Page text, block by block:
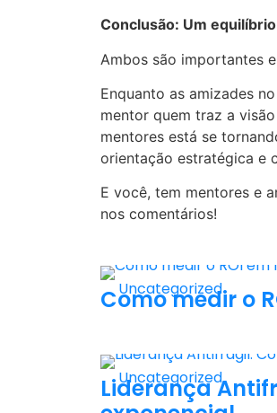
Conclusão: Um
Ambos são importantes
Enquanto as amizades
mentor quem traz a
mentores está se
orientação estratégica e
E você, tem mentores e
nos comentários!
Uncategorized
Como medir o
Uncategorized
Liderança